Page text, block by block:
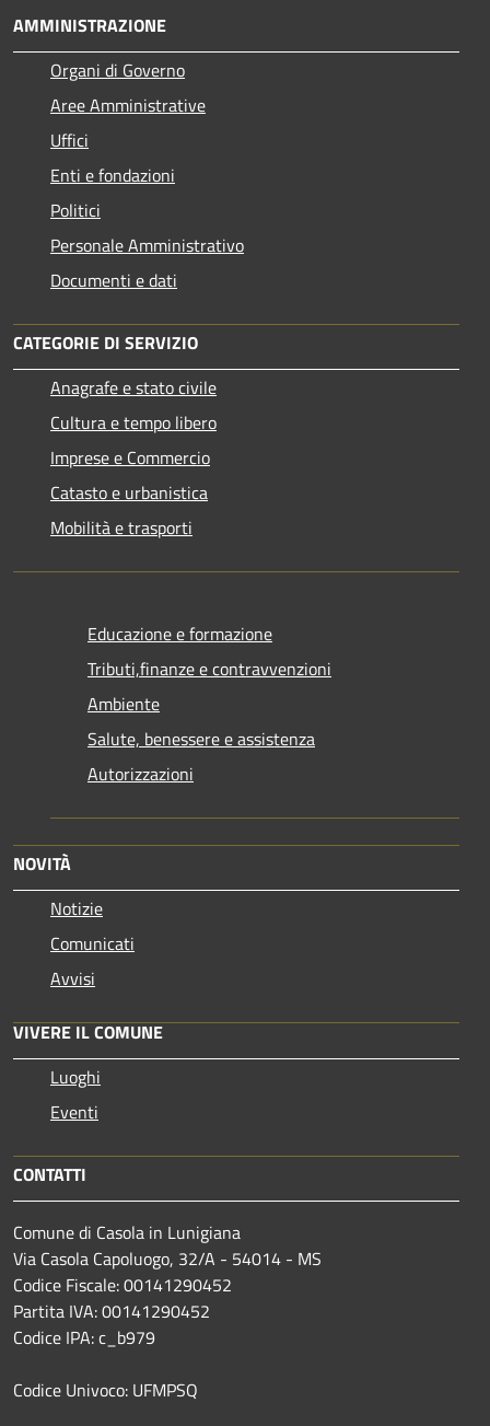
AMMINISTRAZIONE
Organi di Governo
Aree Amministrative
Uffici
Enti e fondazioni
Politici
Personale Amministrativo
Documenti e dati
CATEGORIE DI SERVIZIO
Anagrafe e stato civile
Cultura e tempo libero
Imprese e Commercio
Catasto e urbanistica
Mobilità e trasporti
Educazione e formazione
Tributi,finanze e contravvenzioni
Ambiente
Salute, benessere e assistenza
Autorizzazioni
NOVITÀ
Notizie
Comunicati
Avvisi
VIVERE IL COMUNE
Luoghi
Eventi
CONTATTI
Comune di Casola in Lunigiana
Via Casola Capoluogo, 32/A - 54014 - MS
Codice Fiscale: 00141290452
Partita IVA: 00141290452
Codice IPA: c_b979
Codice Univoco: UFMPSQ